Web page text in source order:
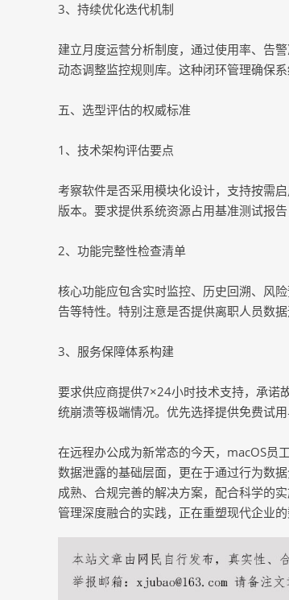
3、持续优化迭代机制
建立月度运营分析制度，通过使用率、告
动态调整监控规则库。这种闭环管理确保
五、选型评估的权威标准
1、技术架构评估要点
考察软件是否采用模块化设计，支持按需
版本。要求提供系统资源占用基准测试报告
2、功能完整性检查清单
核心功能应包含实时监控、历史回溯、风
告等特性。特别注意是否提供离职人员数
3、服务保障体系构建
要求供应商提供7×24小时技术支持，承诺
统崩溃等极端情况。优先选择提供免费试用
在远程办公成为新常态的今天，macOS员
数据泄露的基础层面，更在于通过行为数
成熟、合规完善的解决方案，配合科学的
管理深度融合的实践，正在重塑现代企业的